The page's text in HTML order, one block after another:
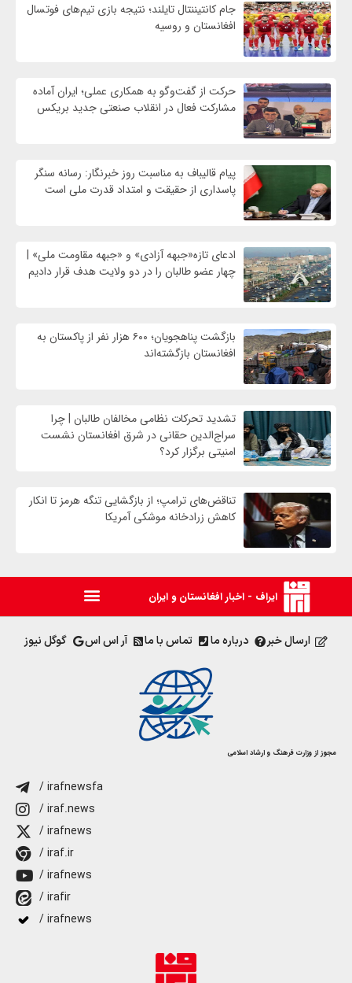
جام کانتیننتال تایلند؛ نتیجه بازی تیم‌های فوتسال
افغانستان و روسیه
حرکت از گفت‌وگو به همکاری عملی؛ ایران آماده
مشارکت فعال در انقلاب صنعتی جدید بریکس
پیام قالیباف به مناسبت روز خبرنگار: رسانه سنگر
پاسداری از حقیقت و امتداد قدرت ملی است
ادعای تازه«جبهه آزادی» و «جبهه مقاومت ملی» |
چهار عضو طالبان را در دو ولایت هدف قرار دادیم
بازگشت پناهجویان؛ ۶۰۰ هزار نفر از پاکستان به
افغانستان بازگشته‌اند
تشدید تحرکات نظامی مخالفان طالبان | چرا
سراج‌الدین حقانی در شرق افغانستان نشست
امنیتی برگزار کرد؟
تناقض‌های ترامپ؛ از بازگشایی تنگه هرمز تا انکار
کاهش زرادخانه موشکی آمریکا
ایراف - اخبار افغانستان و ایران
ارسال خبر درباره ما تماس با ما آر اس اس گوگل نیوز
مجوز از وزارت فرهنگ و ارشاد اسلامی
/ irafnewsfa
/ iraf.news
/ irafnews
/ iraf.ir
/ irafnews
/ irafir
/ irafnews